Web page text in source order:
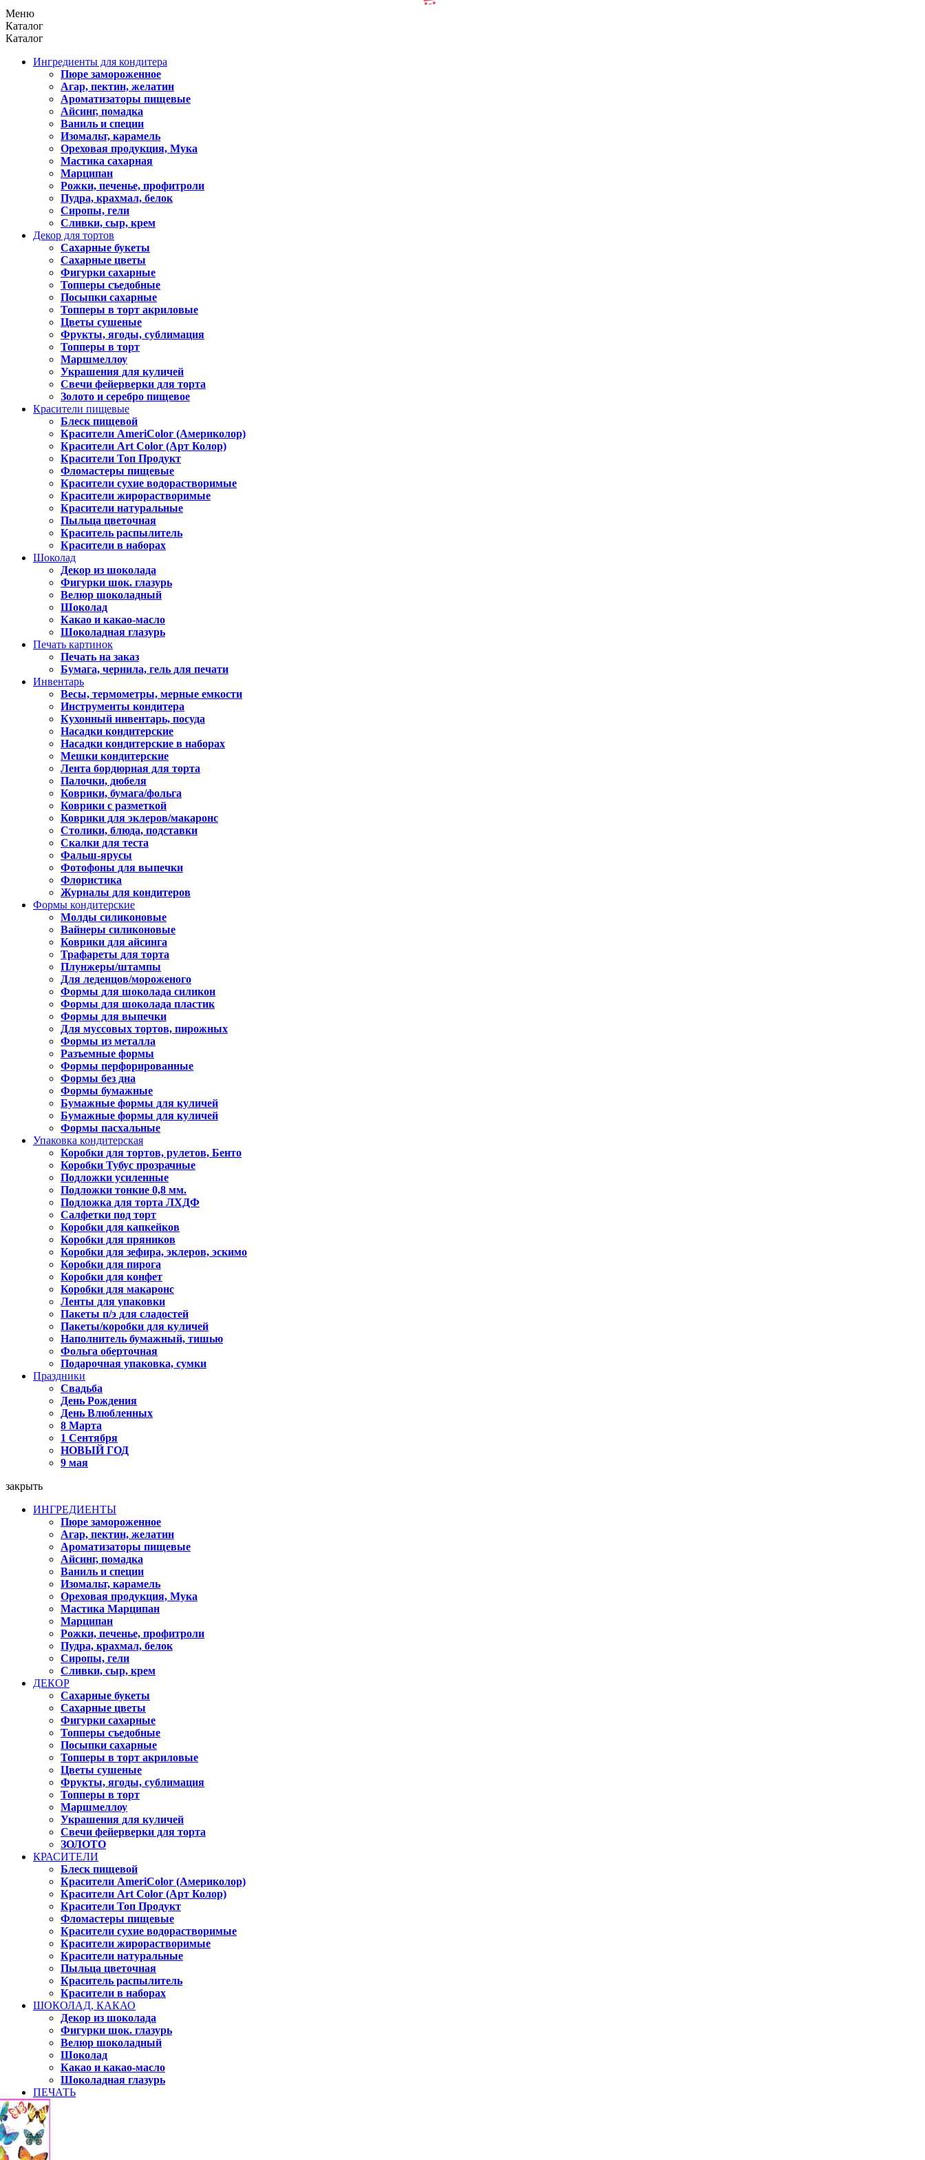
Меню
Каталог
Каталог
Ингредиенты для кондитера
Пюре замороженное
Агар, пектин, желатин
Ароматизаторы пищевые
Айсинг, помадка
Ваниль и специи
Изомальт, карамель
Ореховая продукция, Мука
Мастика сахарная
Марципан
Рожки, печенье, профитроли
Пудра, крахмал, белок
Сиропы, гели
Сливки, сыр, крем
Декор для тортов
Сахарные букеты
Сахарные цветы
Фигурки сахарные
Топперы съедобные
Посыпки сахарные
Топперы в торт акриловые
Цветы сушеные
Фрукты, ягоды, сублимация
Топперы в торт
Маршмеллоу
Украшения для куличей
Свечи фейерверки для торта
Золото и серебро пищевое
Красители пищевые
Блеск пищевой
Красители AmeriColor (Америколор)
Красители Art Color (Арт Колор)
Красители Топ Продукт
Фломастеры пищевые
Красители сухие водорастворимые
Красители жирорастворимые
Красители натуральные
Пыльца цветочная
Краситель распылитель
Красители в наборах
Шоколад
Декор из шоколада
Фигурки шок. глазурь
Велюр шоколадный
Шоколад
Какао и какао-масло
Шоколадная глазурь
Печать картинок
Печать на заказ
Бумага, чернила, гель для печати
Инвентарь
Весы, термометры, мерные емкости
Инструменты кондитера
Кухонный инвентарь, посуда
Насадки кондитерские
Насадки кондитерские в наборах
Мешки кондитерские
Лента бордюрная для торта
Палочки, дюбеля
Коврики, бумага/фольга
Коврики с разметкой
Коврики для эклеров/макаронс
Столики, блюда, подставки
Скалки для теста
Фальш-ярусы
Фотофоны для выпечки
Флористика
Журналы для кондитеров
Формы кондитерские
Молды силиконовые
Вайнеры силиконовые
Коврики для айсинга
Трафареты для торта
Плунжеры/штампы
Для леденцов/мороженого
Формы для шоколада силикон
Формы для шоколада пластик
Формы для выпечки
Для муссовых тортов, пирожных
Формы из металла
Разъемные формы
Формы перфорированные
Формы без дна
Формы бумажные
Бумажные формы для куличей
Бумажные формы для куличей
Формы пасхальные
Упаковка кондитерская
Коробки для тортов, рулетов, Бенто
Коробки Тубус прозрачные
Подложки усиленные
Подложки тонкие 0,8 мм.
Подложка для торта ЛХДФ
Салфетки под торт
Коробки для капкейков
Коробки для пряников
Коробки для зефира, эклеров, эскимо
Коробки для пирога
Коробки для конфет
Коробки для макаронс
Ленты для упаковки
Пакеты п/э для сладостей
Пакеты/коробки для куличей
Наполнитель бумажный, тишью
Фольга оберточная
Подарочная упаковка, сумки
Праздники
Свадьба
День Рождения
День Влюбленных
8 Марта
1 Сентября
НОВЫЙ ГОД
9 мая
закрыть
ИНГРЕДИЕНТЫ
Пюре замороженное
Агар, пектин, желатин
Ароматизаторы пищевые
Айсинг, помадка
Ваниль и специи
Изомальт, карамель
Ореховая продукция, Мука
Мастика Марципан
Марципан
Рожки, печенье, профитроли
Пудра, крахмал, белок
Сиропы, гели
Сливки, сыр, крем
ДЕКОР
Сахарные букеты
Сахарные цветы
Фигурки сахарные
Топперы съедобные
Посыпки сахарные
Топперы в торт акриловые
Цветы сушеные
Фрукты, ягоды, сублимация
Топперы в торт
Маршмеллоу
Украшения для куличей
Свечи фейерверки для торта
ЗОЛОТО
КРАСИТЕЛИ
Блеск пищевой
Красители AmeriColor (Америколор)
Красители Art Color (Арт Колор)
Красители Топ Продукт
Фломастеры пищевые
Красители сухие водорастворимые
Красители жирорастворимые
Красители натуральные
Пыльца цветочная
Краситель распылитель
Красители в наборах
ШОКОЛАД, КАКАО
Декор из шоколада
Фигурки шок. глазурь
Велюр шоколадный
Шоколад
Какао и какао-масло
Шоколадная глазурь
ПЕЧАТЬ